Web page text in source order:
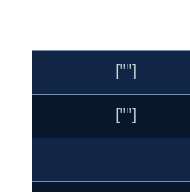
[""]
[""]